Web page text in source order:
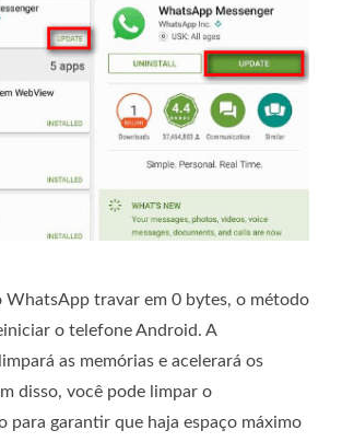
WhatsApp travar em 0 bytes, o método
o telefone Android. A
as memórias e acelerará os
disso, você pode limpar o
para garantir que haja espaço máximo